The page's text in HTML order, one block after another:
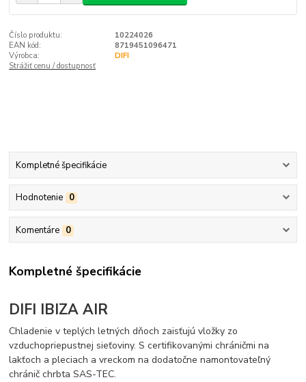
Číslo produktu:
10224026
EAN kód:
8719451096471
Výrobca:
DIFI
Strážiť cenu / dostupnosť
Kompletné špecifikácie
Hodnotenie 0
Komentáre 0
Kompletné špecifikácie
DIFI IBIZA AIR
Chladenie v teplých letných dňoch zaisťujú vložky zo
vzduchopriepustnej sieťoviny. S certifikovanými chráničmi na
lakťoch a pleciach a vreckom na dodatočne namontovateľný
chránič chrbta SAS-TEC.